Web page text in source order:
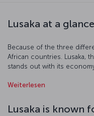
Lusaka at a glance
Because of the three
African countries. Lusaka,
stands out with its
synthesis with traditional
Weiterlesen
Lusaka is known